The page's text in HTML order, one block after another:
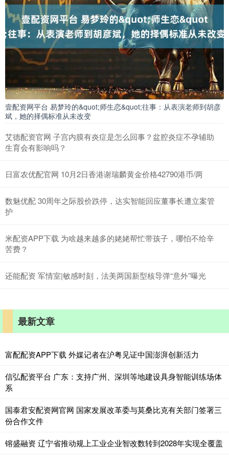
壹配资网平台 易梦玲的&quot;师生恋&quot;往事：从表演老师到胡彦
斌，她的择偶标准从未改变
艾德配资官网 子宫内膜有炎症是怎么回事？盆腔炎症不孕辅助
生育会有影响吗？
日富农优配官网 10月2日香港谢瑞麟黄金价格42790港币/两
数魅优配 30周年之际股价跌停，达实智能回应董事长遭立案管
护
米配资APP下载 为啥越来越多的姥姥帮忙带孩子，哪怕不给辛
苦费？
还能配资 军情室|敏感时刻，法美两国新型核导弹“意外”曝光
最新文章
富配配资APP下载 外媒记者在沪粤见证中国澎湃创新活力
信弘配资平台 广东：支持广州、深圳等地建设具身智能训练场体
系
国泰君安配资网官网 国家发展改革委与莫桑比克有关部门签署三
份合作文件
镕盛融资 辽宁省推动规上工业企业智改数转到2028年实现全覆盖